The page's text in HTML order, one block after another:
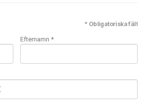
* Obligatoriska fält
Efternamn *